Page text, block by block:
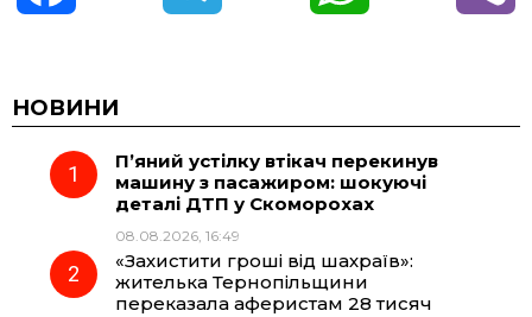
c
e
o
e
r
t
НОВИНИ
П’яний устілку втікач перекинув
машину з пасажиром: шокуючі
деталі ДТП у Скоморохах
08.08.2026, 16:49
«Захистити гроші від шахраїв»:
жителька Тернопільщини
переказала аферистам 28 тисяч